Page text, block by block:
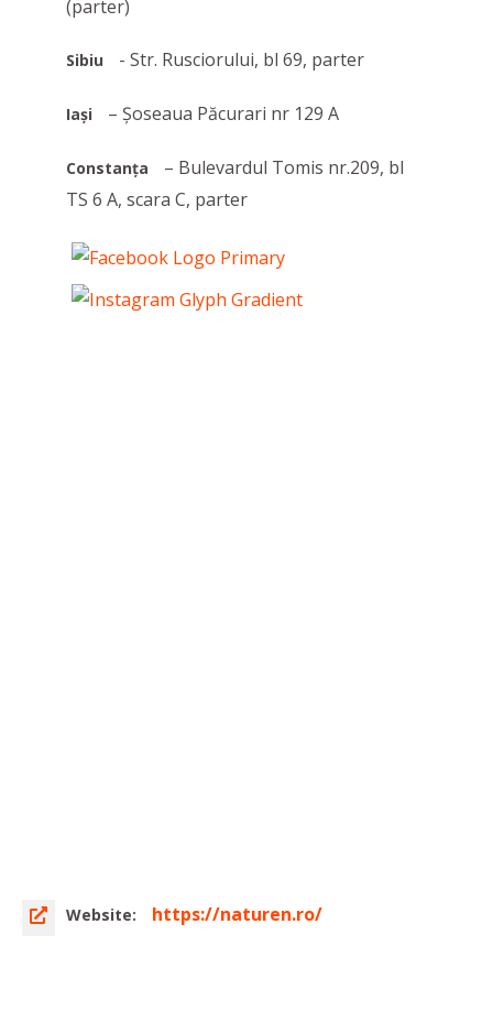
(parter)
Sibiu - Str. Rusciorului, bl 69, parter
Iași – Șoseaua Păcurari nr 129 A
Constanța
– Bulevardul Tomis nr.209, bl
TS 6 A, scara C, parter
Website: https://naturen.ro/